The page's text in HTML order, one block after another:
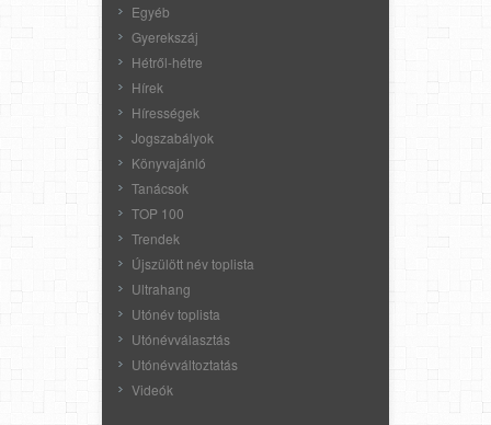
Egyéb
Gyerekszáj
Hétről-hétre
Hírek
Hírességek
Jogszabályok
Könyvajánló
Tanácsok
TOP 100
Trendek
Újszülött név toplista
Ultrahang
Utónév toplista
Utónévválasztás
Utónévváltoztatás
Videók